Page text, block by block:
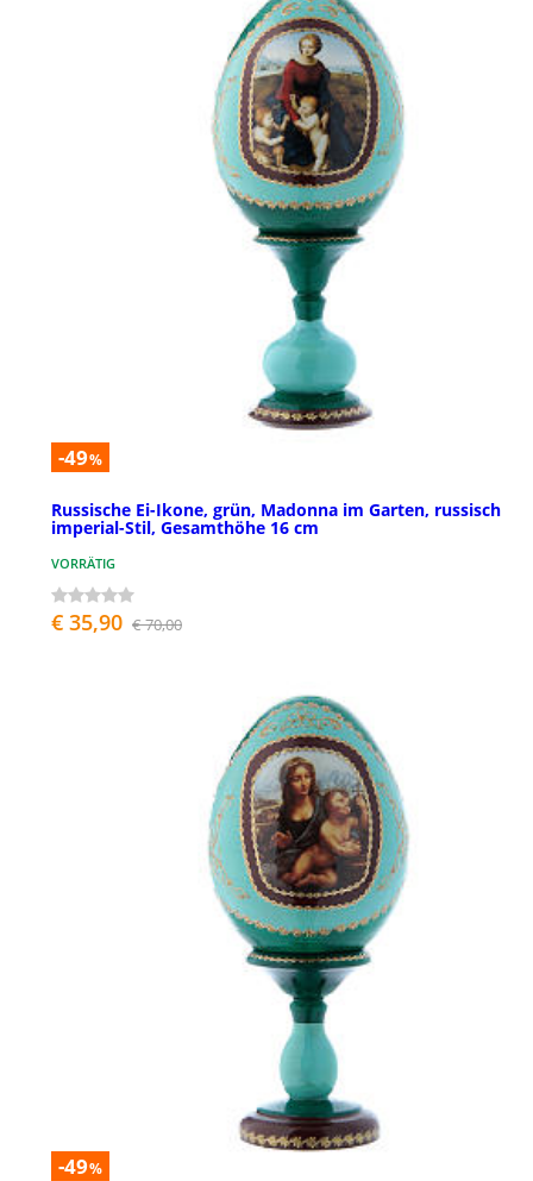
-49%
Russische Ei-Ikone, grün, Madonna im Garten, russisch
imperial-Stil, Gesamthöhe 16 cm
VORRÄTIG
€ 35,90 € 70,00
-49%